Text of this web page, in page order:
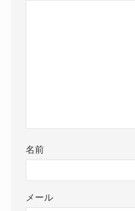
名前
メール